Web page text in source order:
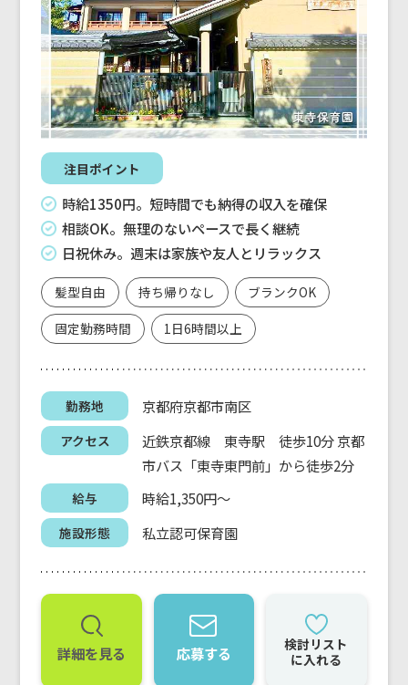
注目ポイント
時給1350円。短時間でも納得の収入を確保
相談OK。無理のないペースで長く継続
日祝休み。週末は家族や友人とリラックス
髪型自由 持ち帰りなし
ブランクOK
固定勤務時間
1日6時間以上
勤務地 京都府京都市南区
アクセス
近鉄京都線 東寺駅 徒歩10分 京都
市バス「東寺東門前」から徒歩2分
給与 時給1,350円～
施設形態 私立認可保育園
詳細を見る 応募する
検討リスト
に入れる